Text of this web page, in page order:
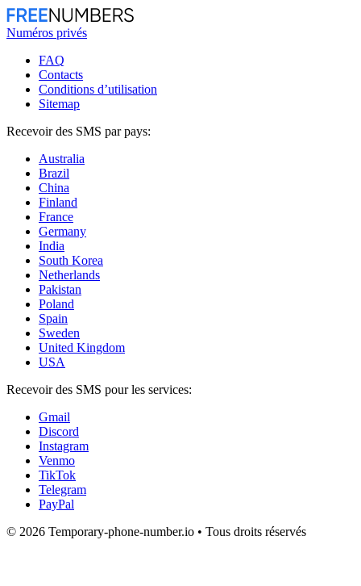
Numéros privés
FAQ
Contacts
Conditions d’utilisation
Sitemap
Recevoir des SMS par pays:
Australia
Brazil
China
Finland
France
Germany
India
South Korea
Netherlands
Pakistan
Poland
Spain
Sweden
United Kingdom
USA
Recevoir des SMS pour les services:
Gmail
Discord
Instagram
Venmo
TikTok
Telegram
PayPal
© 2026 Temporary-phone-number.io • Tous droits réservés